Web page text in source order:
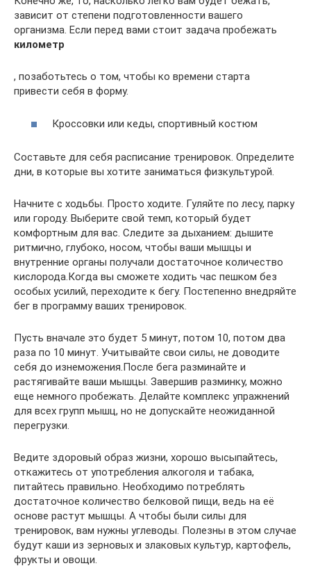
зависит от степени подготовленности вашего
организма. Если перед вами стоит задача пробежать
километр
, позаботьтесь о том, чтобы ко времени старта
привести себя в форму.
Кроссовки или кеды, спортивный костюм
Составьте для себя расписание тренировок. Определите
дни, в которые вы хотите заниматься физкультурой.
Начните с ходьбы. Просто ходите. Гуляйте по лесу, парку
или городу. Выберите свой темп, который будет
комфортным для вас. Следите за дыханием: дышите
ритмично, глубоко, носом, чтобы ваши мышцы и
внутренние органы получали достаточное количество
кислорода.Когда вы сможете ходить час пешком без
особых усилий, переходите к бегу. Постепенно внедряйте
бег в программу ваших тренировок.
Пусть вначале это будет 5 минут, потом 10, потом два
раза по 10 минут. Учитывайте свои силы, не доводите
себя до изнеможения.После бега разминайте и
растягивайте ваши мышцы. Завершив разминку, можно
еще немного пробежать. Делайте комплекс упражнений
для всех групп мышц, но не допускайте неожиданной
перегрузки.
Ведите здоровый образ жизни, хорошо высыпайтесь,
откажитесь от употребления алкоголя и табака,
питайтесь правильно. Необходимо потреблять
достаточное количество белковой пищи, ведь на её
основе растут мышцы. А чтобы были силы для
тренировок, вам нужны углеводы. Полезны в этом случае
будут каши из зерновых и злаковых культур, картофель,
фрукты и овощи.